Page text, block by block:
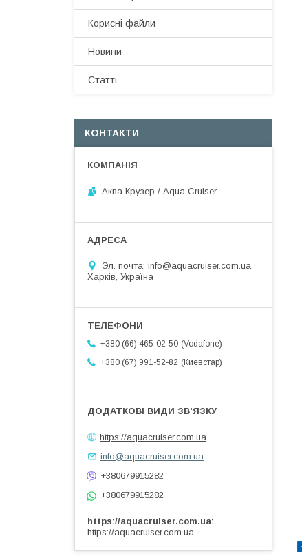
Корисні файли
Новини
Статті
КОНТАКТИ
Аква Крузер / Aqua Cruiser
Эл. почта: info@aquacruiser.com.ua,
Харків, Україна
+380 (66) 465-02-50 Vodafone
+380 (67) 991-52-82
Киевстар
https://aquacruiser.com.ua
info@aquacruiser.com.ua
+380679915282
+380679915282
https://aquacruiser.com.ua
https://aquacruiser.com.ua